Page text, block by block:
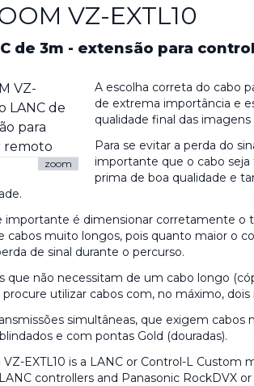
VZ-EXTL10
de 3m - extensão para
zoom
A escolha correta do cabo
de extrema importância e
qualidade final das
Para se evitar a perda do
importante que o cabo
prima de boa qualidade e
importante é dimensionar corretamente o
cabos muito longos, pois quanto maior o
de sinal durante o percurso.
que não necessitam de um cabo longo
procure utilizar cabos com, no máximo, dois
simultâneas, que exigem cabos
e com pontas Gold (douradas).
VZ-EXTL10 is a LANC or Control-L Custom
controllers and Panasonic RockDVX